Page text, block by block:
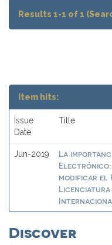
Results 1-1 of 1
Item hits:
Issue
Date
Title
Jun-2019
La
Electrónico:
modificar el
Licenciatura
Discover